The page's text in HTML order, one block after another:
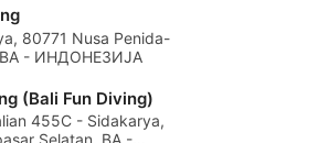
80771 Nusa Penida-
BA - ИНДОНЕЗИЈА
(Bali Fun Diving)
455C - Sidakarya,
Selatan, BA -